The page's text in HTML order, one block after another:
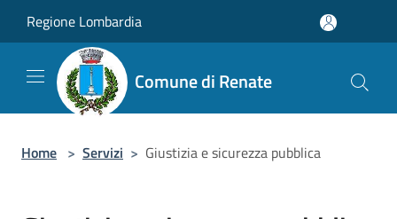
Regione Lombardia
Comune di Renate
Home > Servizi > Giustizia e sicurezza pubblica